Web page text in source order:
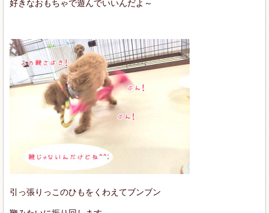
好きなおもちゃで遊んでいいんだよ～
引っ張りっこのひもをくわえてブンブン